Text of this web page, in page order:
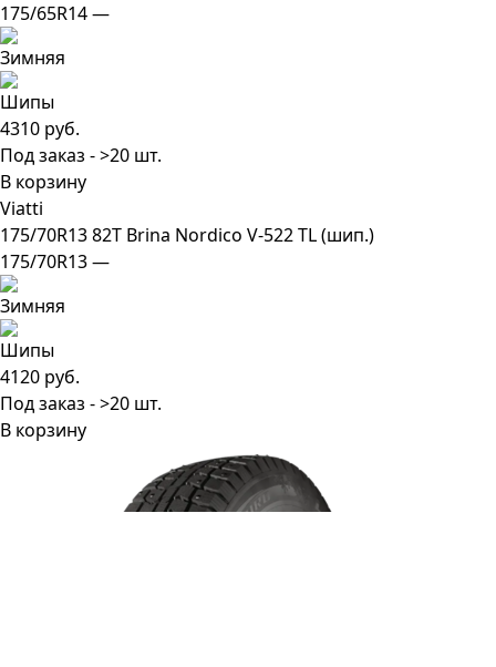
175/65R14 —
4310 руб.
Под заказ - >20 шт.
В корзину
Viatti
175/70R13 82T Brina Nordico V-522 TL (шип.)
175/70R13 —
4120 руб.
Под заказ - >20 шт.
В корзину